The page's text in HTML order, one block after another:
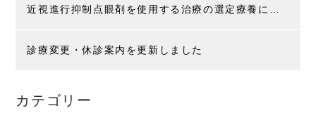
診療変更・休診案内を更新しました
カテゴリー